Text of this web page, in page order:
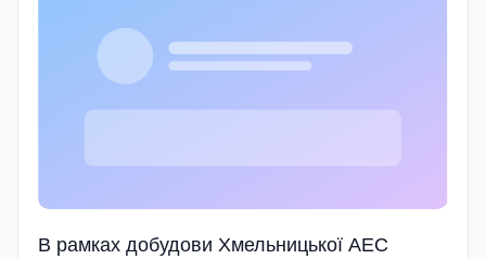
В рамках добудови Хмельницької АЕС